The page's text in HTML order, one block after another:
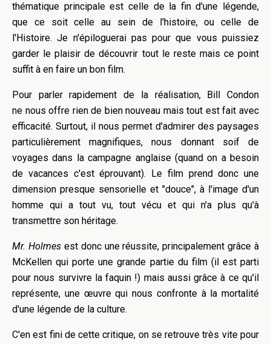
thématique principale est celle de la fin d'une légende,
que ce soit celle au sein de l'histoire, ou celle de
l'Histoire. Je n'épiloguerai pas pour que vous puissiez
garder le plaisir de découvrir tout le reste mais ce point
suffit à en faire un bon film.
Pour parler rapidement de la réalisation, Bill Condon
ne nous offre rien de bien nouveau mais tout est fait avec
efficacité. Surtout, il nous permet d'admirer des paysages
particulièrement magnifiques, nous donnant soif de
voyages dans la campagne anglaise (quand on a besoin
de vacances c'est éprouvant). Le film prend donc une
dimension presque sensorielle et "douce", à l'image d'un
homme qui a tout vu, tout vécu et qui n'a plus qu'à
transmettre son héritage.
Mr. Holmes est donc une réussite, principalement grâce à
McKellen qui porte une grande partie du film (il est parti
pour nous survivre la faquin !) mais aussi grâce à ce qu'il
représente, une œuvre qui nous confronte à la mortalité
d'une légende de la culture.
C'en est fini de cette critique, on se retrouve très vite pour